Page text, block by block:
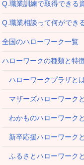
Q.職業訓練で取得できる
Q.職業相談って何ができ
全国のハローワーク一覧
ハローワークの種類と特
ハローワークプラザと
マザーズハローワーク
わかものハローワーク
新卒応援ハローワーク
ふるさとハローワーク